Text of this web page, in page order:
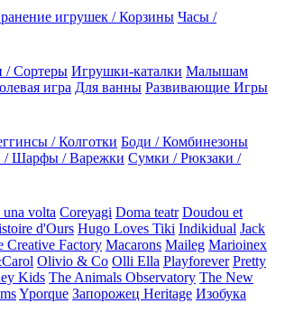
игрушек / Корзины Часы /
/ Сортеры Игрушки-каталки Малышам
игра Для ванны Развивающие Игры
/ Колготки Боди / Комбинезоны
Шарфы / Варежки Сумки / Рюкзаки /
una volta Coreyagi Doma teatr Doudou et
d'Ours Hugo Loves Tiki Indikidual Jack
Creative Factory Macarons Maileg Marioinex
Olivio & Co Olli Ella Playforever Pretty
Kids The Animals Observatory The New
Yporque Запорожец Heritage Изобука